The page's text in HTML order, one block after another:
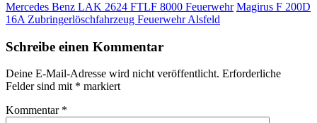
Mercedes Benz LAK 2624 FTLF 8000 Feuerwehr Magirus F 200D
16A Zubringerlöschfahrzeug Feuerwehr Alsfeld
Schreibe einen Kommentar
Deine E-Mail-Adresse wird nicht veröffentlicht. Erforderliche
Felder sind mit * markiert
Kommentar *